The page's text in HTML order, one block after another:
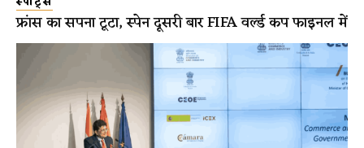
फ्रांस का सपना टूटा, स्पेन दूसरी बार FIFA वर्ल्ड कप फाइनल में